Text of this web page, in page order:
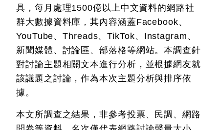
具，每月處理1500億以上中文資料的網路社
群大數據資料庫，其內容涵蓋Facebook、
YouTube、Threads、TikTok、Instagram、
新聞媒體、討論區、部落格等網站。本調查針
對討論主題相關文本進行分析，並根據網友就
該議題之討論，作為本次主題分析與排序依
據。
本文所調查之結果，非參考投票、民調、網路